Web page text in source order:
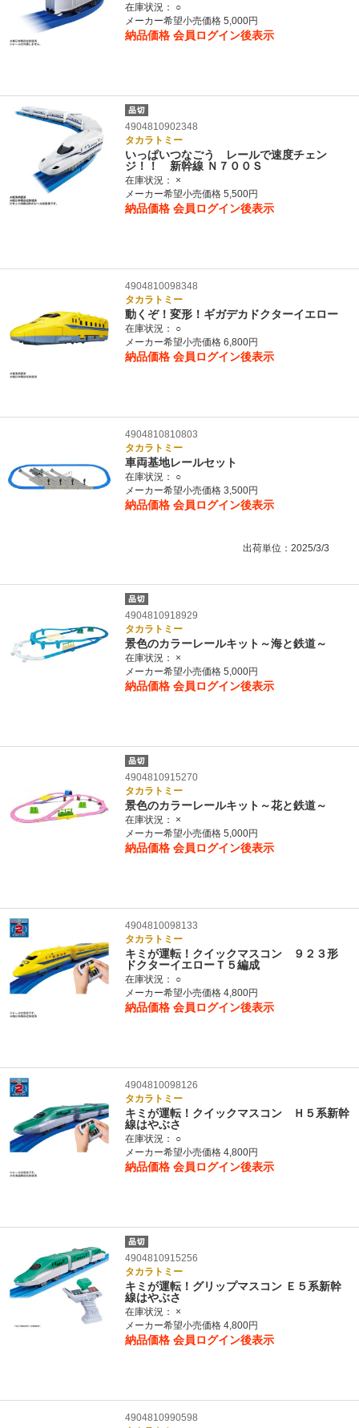
在庫状況：
○
メーカー希望小売価格 5,000円
納品価格 会員ログイン後表示
4904810902348
タカラトミー
いっぱいつなごう レールで速度チェン
ジ！！ 新幹線 Ｎ７００Ｓ
在庫状況：
×
メーカー希望小売価格 5,500円
納品価格 会員ログイン後表示
4904810098348
タカラトミー
動くぞ！変形！ギガデカドクターイエロー
在庫状況：
○
メーカー希望小売価格 6,800円
納品価格 会員ログイン後表示
4904810810803
タカラトミー
車両基地レールセット
在庫状況：
○
メーカー希望小売価格 3,500円
納品価格 会員ログイン後表示
出荷単位：2025/3/3
4904810918929
タカラトミー
景色のカラーレールキット～海と鉄道～
在庫状況：
×
メーカー希望小売価格 5,000円
納品価格 会員ログイン後表示
4904810915270
タカラトミー
景色のカラーレールキット～花と鉄道～
在庫状況：
×
メーカー希望小売価格 5,000円
納品価格 会員ログイン後表示
4904810098133
タカラトミー
キミが運転！クイックマスコン ９２３形
ドクターイエローＴ５編成
在庫状況：
○
メーカー希望小売価格 4,800円
納品価格 会員ログイン後表示
4904810098126
タカラトミー
キミが運転！クイックマスコン Ｈ５系新幹
線はやぶさ
在庫状況：
○
メーカー希望小売価格 4,800円
納品価格 会員ログイン後表示
4904810915256
タカラトミー
キミが運転！グリップマスコン Ｅ５系新幹
線はやぶさ
在庫状況：
×
メーカー希望小売価格 4,800円
納品価格 会員ログイン後表示
4904810990598